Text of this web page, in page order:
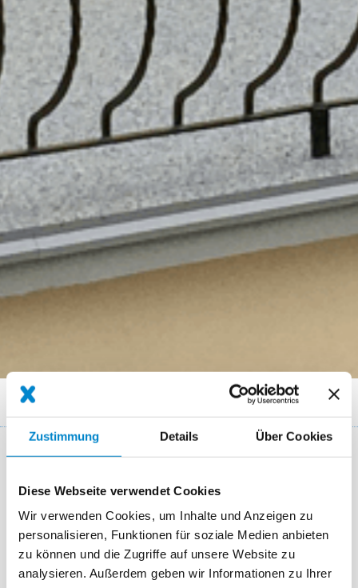
Zustimmung Details Über Cookies
Diese Webseite verwendet Cookies
Wir verwenden Cookies, um Inhalte und Anzeigen zu
personalisieren, Funktionen für soziale Medien anbieten
zu können und die Zugriffe auf unsere Website zu
analysieren. Außerdem geben wir Informationen zu Ihrer
Breadcrumb Terrasse normande, Doudeville
Ort Doudeville (Normandie)
Fertigstellung Novembre 2016
Area 74 m²